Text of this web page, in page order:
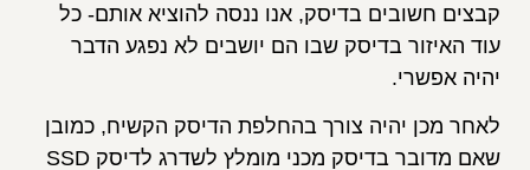
קבצים חשובים בדיסק, אנו ננסה להוציא אותם- כל
עוד האיזור בדיסק שבו הם יושבים לא נפגע הדבר
יהיה אפשרי.
לאחר מכן יהיה צורך בהחלפת הדיסק הקשיח, כמובן
שאם מדובר בדיסק מכני מומלץ לשדרג לדיסק SSD